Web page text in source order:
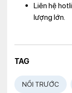
Liên hệ
lượng lớn.
TAG
NỒI TRƯỚC